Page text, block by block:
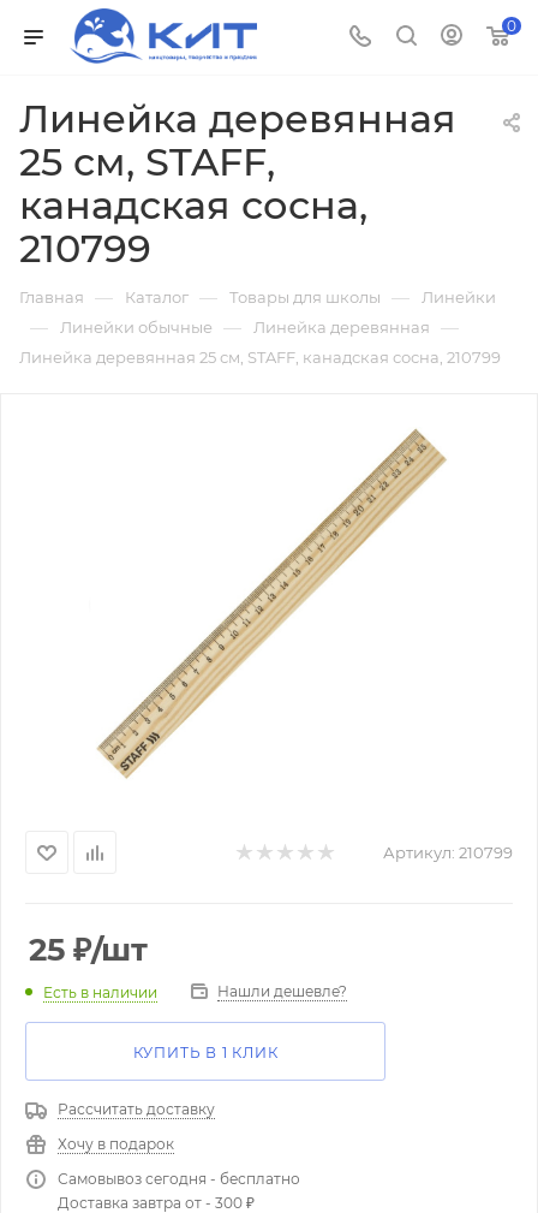
0
Линейка деревянная
25 см, STAFF,
канадская сосна,
210799
Главная — Каталог — Товары для школы — Линейки
— Линейки обычные — Линейка деревянная —
Линейка деревянная 25 см, STAFF, канадская сосна, 210799
Артикул: 210799
25 ₽/шт
Есть в наличии Нашли дешевле?
КУПИТЬ В 1 КЛИК
Рассчитать доставку
Хочу в подарок
Самовывоз сегодня - бесплатно
Доставка завтра от - 300 ₽